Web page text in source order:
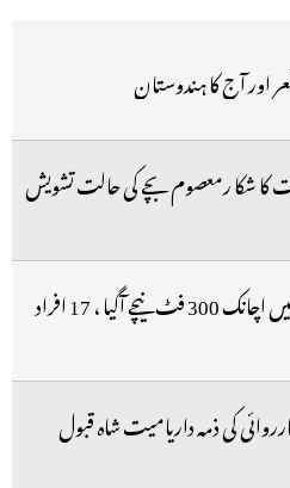
اور آج کا ہندوستان
کا شکا رمعصوم بچے کی حالت تشویش
ایئر انڈیا کا طیارہ ہوا میں اچانک 300 فٹ نیچے آگیا ، 17 افراد
کی ذمہ داریامیت شاہ قبول